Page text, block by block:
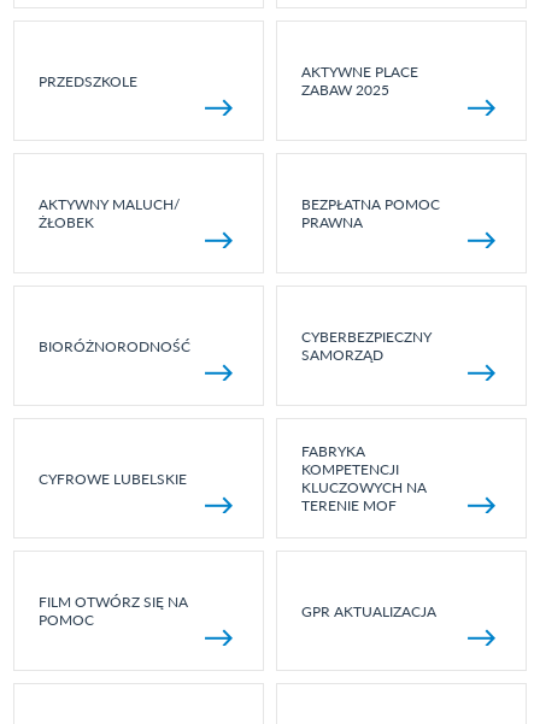
PRZEDSZKOLE
AKTYWNE PLACE
ZABAW 2025
AKTYWNY MALUCH/
ŻŁOBEK
BEZPŁATNA POMOC
PRAWNA
BIORÓŻNORODNOŚĆ
CYBERBEZPIECZNY
SAMORZĄD
CYFROWE LUBELSKIE
FABRYKA
KOMPETENCJI
KLUCZOWYCH NA
TERENIE MOF
FILM OTWÓRZ SIĘ NA
POMOC
GPR AKTUALIZACJA